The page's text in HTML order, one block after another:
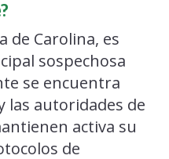
de Carolina, es
sospechosa
se encuentra
las autoridades de
activa su
de